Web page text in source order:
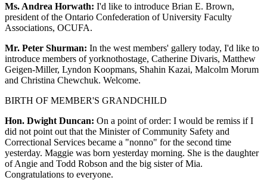
Ms. Andrea Horwath: I'd like to introduce Brian E. Brown,
president of the Ontario Confederation of University Faculty
Associations, OCUFA.
Mr. Peter Shurman: In the west members' gallery today, I'd like to
introduce members of yorknothostage, Catherine Divaris, Matthew
Geigen-Miller, Lyndon Koopmans, Shahin Kazai, Malcolm Morum
and Christina Chewchuk. Welcome.
BIRTH OF MEMBER'S GRANDCHILD
Hon. Dwight Duncan: On a point of order: I would be remiss if I
did not point out that the Minister of Community Safety and
Correctional Services became a "nonno" for the second time
yesterday. Maggie was born yesterday morning. She is the daughter
of Angie and Todd Robson and the big sister of Mia.
Congratulations to everyone.